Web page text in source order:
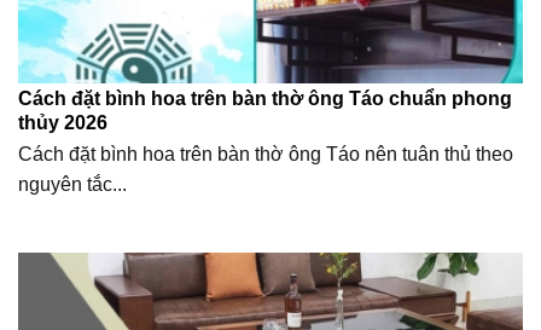
Cách đặt bình hoa trên bàn thờ ông Táo chuẩn phong
thủy 2026
Cách đặt bình hoa trên bàn thờ ông Táo nên tuân thủ theo
nguyên tắc...